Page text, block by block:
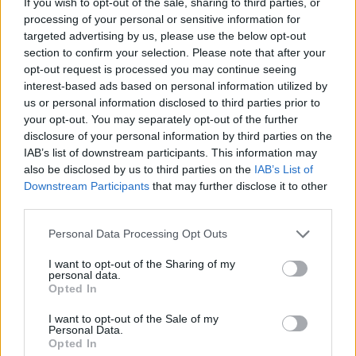
processing of your personal or sensitive information for
targeted advertising by us, please use the below opt-out
section to confirm your selection. Please note that after your
opt-out request is processed you may continue seeing
interest-based ads based on personal information utilized by
us or personal information disclosed to third parties prior to
your opt-out. You may separately opt-out of the further
disclosure of your personal information by third parties on the
IAB’s list of downstream participants. This information may
also be disclosed by us to third parties on the IAB’s List of
Downstream Participants that may further disclose it to other
Please note that this website/app uses one or more Google
not limited to your visit or usage behaviour. You may click to
grant or deny consent to Google and its third-party tags to
use your data for below specified purposes in below Google
consent section.
Personal Data Processing Opt Outs
I want to opt-out of the Sharing of my
personal data.
Opted In
I want to opt-out of the Sale of my
Personal Data.
Opted In
Korábban Abbász vitatta, hogy hatmillió
zsidót pusztítottak el a holokauszt során,
egy alkalommal pedig egyenesen a zsidókat
okolta a népirtásért, nem pedig az
antiszemitizmust. Később elnézést kért az
utóbbi megjegyzésért.